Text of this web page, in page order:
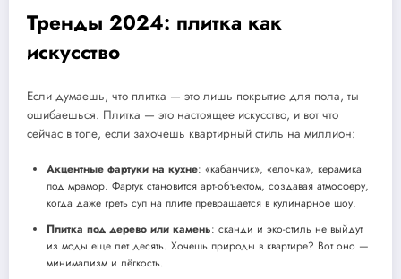
Тренды 2024: плитка как
искусство
Если думаешь, что плитка — это лишь покрытие для пола, ты
ошибаешься. Плитка — это настоящее искусство, и вот что
сейчас в топе, если захочешь квартирный стиль на миллион:
Акцентные фартуки на кухне: «кабанчик», «елочка», керамика
под мрамор. Фартук становится арт-объектом, создавая атмосферу,
когда даже греть суп на плите превращается в кулинарное шоу.
Плитка под дерево или камень: сканди и эко-стиль не выйдут
из моды еще лет десять. Хочешь природы в квартире? Вот оно —
минимализм и лёгкость.